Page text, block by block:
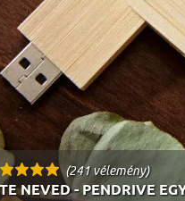
(241 vélemény)
NEVED - PENDRIVE